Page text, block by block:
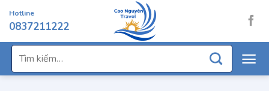
đến
dung
Hotline
0837211222
Tìm
kiếm: